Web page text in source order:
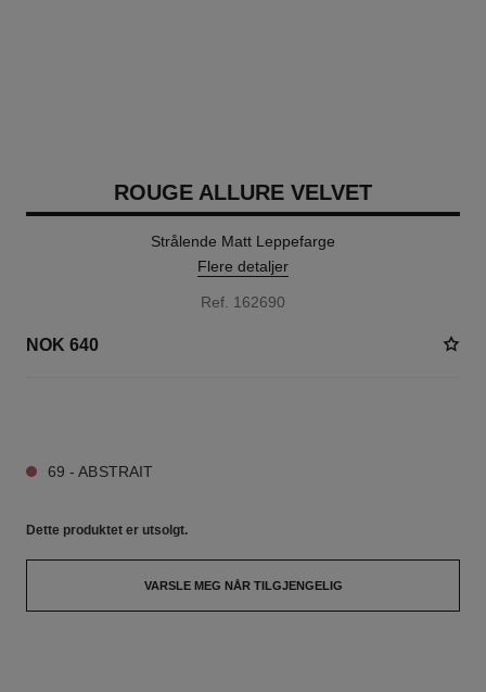
ROUGE ALLURE VELVET
Strålende Matt Leppefarge
Flere detaljer
Ref. 162690
NOK 640
69 - ABSTRAIT
Dette produktet er utsolgt.
VARSLE MEG NÅR TILGJENGELIG